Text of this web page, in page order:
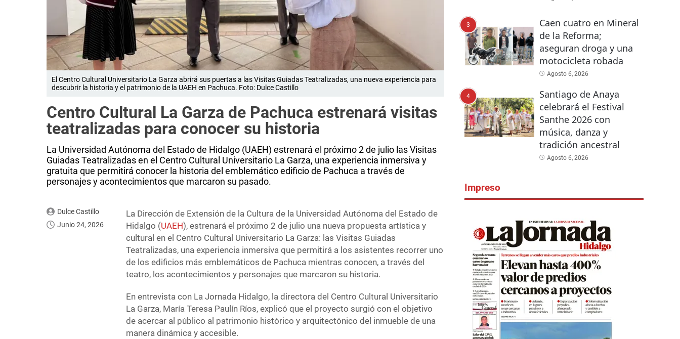
El Centro Cultural Universitario La Garza abrirá sus puertas a las Visitas Guiadas Teatralizadas, una nueva experiencia para
descubrir la historia y el patrimonio de la UAEH en Pachuca. Foto: Dulce Castillo
Centro Cultural La Garza de Pachuca estrenará visitas
teatralizadas para conocer su historia
La Universidad Autónoma del Estado de Hidalgo (UAEH) estrenará el próximo 2 de julio las Visitas
Guiadas Teatralizadas en el Centro Cultural Universitario La Garza, una experiencia inmersiva y
gratuita que permitirá conocer la historia del emblemático edificio de Pachuca a través de
personajes y acontecimientos que marcaron su pasado.
Dulce Castillo
Junio 24, 2026
La Dirección de Extensión de la Cultura de la Universidad Autónoma del Estado de
Hidalgo (UAEH), estrenará el próximo 2 de julio una nueva propuesta artística y
cultural en el Centro Cultural Universitario La Garza: las Visitas Guiadas
Teatralizadas, una experiencia inmersiva que permitirá a los asistentes recorrer uno
de los edificios más emblemáticos de Pachuca mientras conocen, a través del
teatro, los acontecimientos y personajes que marcaron su historia.
En entrevista con La Jornada Hidalgo, la directora del Centro Cultural Universitario
La Garza, María Teresa Paulín Ríos, explicó que el proyecto surgió con el objetivo
de acercar al público al patrimonio histórico y arquitectónico del inmueble de una
manera dinámica y accesible.
3
Caen cuatro en Mineral
de la Reforma;
aseguran droga y una
motocicleta robada
Agosto 6, 2026
4
Santiago de Anaya
celebrará el Festival
Santhe 2026 con
música, danza y
tradición ancestral
Agosto 6, 2026
Impreso